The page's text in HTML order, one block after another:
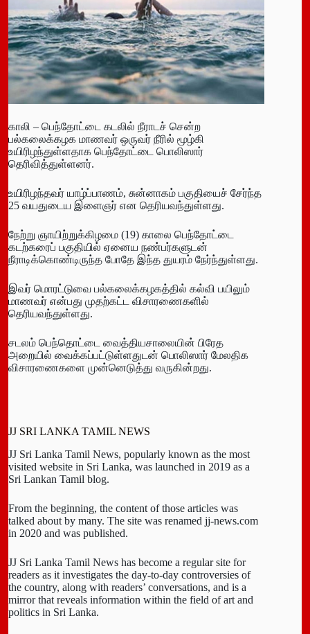
காலி – பெந்தோட்டை கடலில் நீராடச் சென்ற
பல்கலைக்கழக மாணவர் ஒருவர் நீரில் மூழ்கி
உயிரிழந்துள்ளதாக பெந்தோட்டை பொலிஸார்
தெரிவித்துள்ளனர்.
உயிரிழந்தவர் யாழ்ப்பாணம், சுன்னாகம் பகுதியைச் சேர்ந்த
25 வயதுடைய இளைஞர் என தெரியவந்துள்ளது.
நேற்று ஞாயிற்றுக்கிழமை (19) காலை பெந்தோட்டை
கடற்கரைப் பகுதியில் ஏனைய நண்பர்களுடன்
நீராடிக்கொண்டிருந்த போதே இந்த துயரம் நேர்ந்துள்ளது.
இவர் மொரட்டுவை பல்கலைக்கழகத்தில் கல்வி பயிலும்
மாணவர் என்பது முதற்கட்ட விசாரணைகளில்
தெரியவந்துள்ளது.
சடலம் பெந்தொட்டை வைத்தியசாலையின் பிரேத
அறையில் வைக்கப்பட்டுள்ளதுடன் பொலிஸார் மேலதிக
விசாரணைகளை முன்னெடுத்து வருகின்றது.
JJ SRI LANKA TAMIL NEWS
JJ Sri Lanka Tamil News, popularly known as the most
visited website in Sri Lanka, was launched in 2019 as a
Sri Lankan Tamil blog.
From the beginning, the content of those articles was
talked about by many. The site was renamed jj-news.com
in 2020 and was published.
JJ Sri Lanka Tamil News has become a regular site for
readers as it investigates the day-to-day controversies of
the country, along with readers’ conversations, and is a
mirror that reveals information within the field of art and
politics in Sri Lanka.